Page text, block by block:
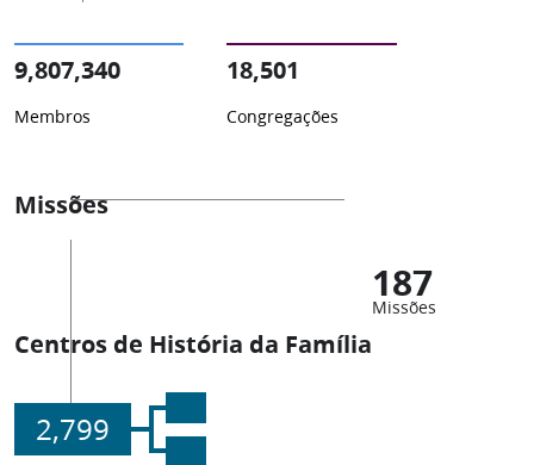
9,807,340
Membros
18,501
Congregações
Missões
187
Missões
Centros de História da Família
2,799